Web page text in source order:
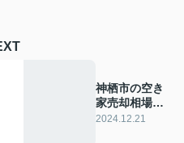
神栖市の空き
家売却相場を
知りたい方必
2024.12.21